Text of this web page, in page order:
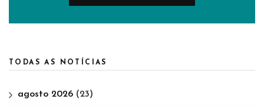
TODAS AS NOTÍCIAS
agosto 2026 (23)